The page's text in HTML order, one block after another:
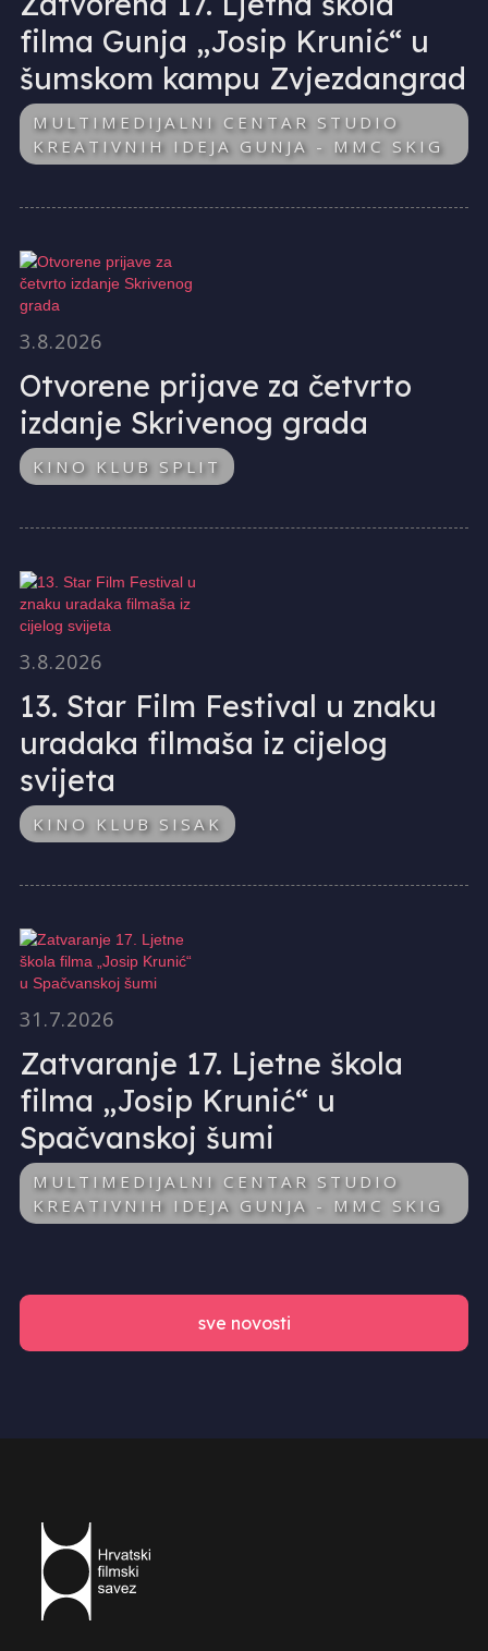
filma Gunja „Josip Krunić“ u
šumskom kampu Zvjezdangrad
MULTIMEDIJALNI CENTAR STUDIO
KREATIVNIH IDEJA GUNJA - MMC SKIG
3.8.2026
Otvorene prijave za četvrto
izdanje Skrivenog grada
KINO KLUB SPLIT
3.8.2026
13. Star Film Festival u znaku
uradaka filmaša iz cijelog
svijeta
KINO KLUB SISAK
31.7.2026
Zatvaranje 17. Ljetne škola
filma „Josip Krunić“ u
Spačvanskoj šumi
MULTIMEDIJALNI CENTAR STUDIO
KREATIVNIH IDEJA GUNJA - MMC SKIG
sve novosti